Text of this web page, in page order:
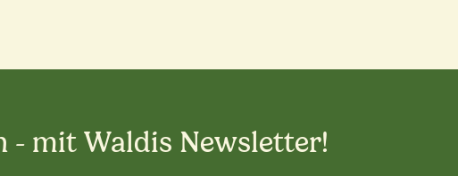
- mit Waldis Newsletter!